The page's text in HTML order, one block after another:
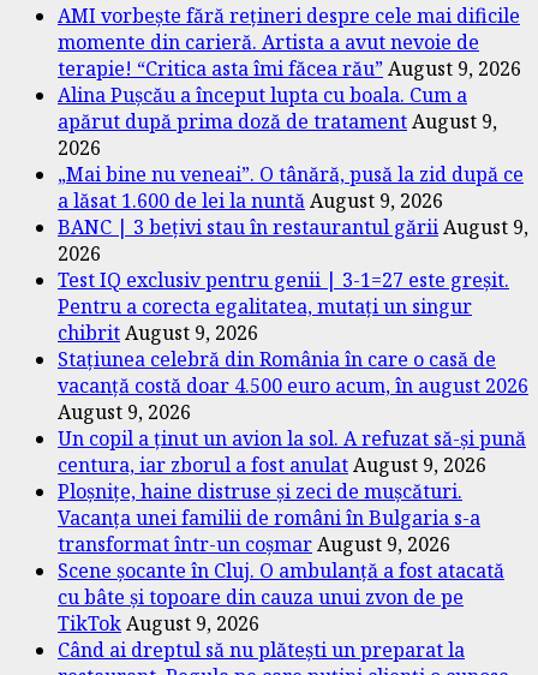
AMI vorbește fără rețineri despre cele mai dificile
momente din carieră. Artista a avut nevoie de
terapie! “Critica asta îmi făcea rău”August 9, 2026
Alina Pușcău a început lupta cu boala. Cum a
apărut după prima doză de tratamentAugust 9,
2026
„Mai bine nu veneai”. O tânără, pusă la zid după ce
a lăsat 1.600 de lei la nuntăAugust 9, 2026
BANC | 3 bețivi stau în restaurantul găriiAugust 9,
2026
Test IQ exclusiv pentru genii | 3-1=27 este greșit.
Pentru a corecta egalitatea, mutați un singur
chibritAugust 9, 2026
Stațiunea celebră din România în care o casă de
vacanță costă doar 4.500 euro acum, în august 2026
August 9, 2026
Un copil a ținut un avion la sol. A refuzat să-și pună
centura, iar zborul a fost anulatAugust 9, 2026
Ploșnițe, haine distruse și zeci de mușcături.
Vacanța unei familii de români în Bulgaria s-a
transformat într-un coșmarAugust 9, 2026
Scene șocante în Cluj. O ambulanță a fost atacată
cu bâte și topoare din cauza unui zvon de pe
TikTokAugust 9, 2026
Când ai dreptul să nu plătești un preparat la